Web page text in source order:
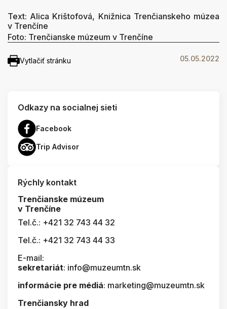
Text: Alica Krištofová, Knižnica Trenčianskeho múzea
v Trenčíne
Foto: Trenčianske múzeum v Trenčíne
Vytlačiť stránku 05.05.2022
Odkazy na socialnej sieti
Facebook
Trip Advisor
Rýchly kontakt
Trenčianske múzeum
v Trenčíne
Tel.č.: +421 32 743 44 32
Tel.č.: +421 32 743 44 33
E-mail:
sekretariát: info@muzeumtn.sk
informácie pre médiá: marketing@muzeumtn.sk
Trenčiansky hrad